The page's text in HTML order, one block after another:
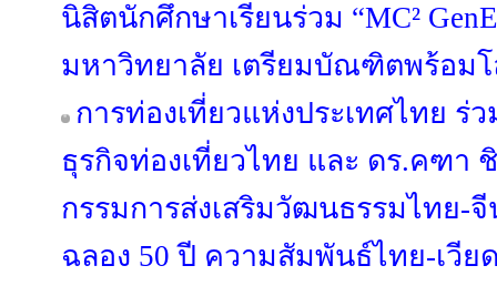
นิสิตนักศึกษาเรียนร่วม “MC²
มหาวิทยาลัย เตรียมบัณฑิตพร้อม
การท่องเที่ยวแห่งประเทศไทย ร่
ธุรกิจท่องเที่ยวไทย และ ดร.คฑ
กรรมการส่งเสริมวัฒนธรรมไทย-
ฉลอง 50 ปี ความสัมพันธ์ไทย-เวีย